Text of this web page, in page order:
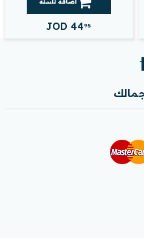
JOD 4495